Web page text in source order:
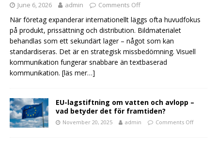
June 6, 2026 admin Comments Off
När företag expanderar internationellt läggs ofta huvudfokus
på produkt, prissättning och distribution. Bildmaterialet
behandlas som ett sekundärt lager – något som kan
standardiseras. Det är en strategisk missbedömning. Visuell
kommunikation fungerar snabbare än textbaserad
kommunikation. [läs mer…]
EU-lagstiftning om vatten och avlopp –
vad betyder det för framtiden?
November 20, 2025 admin Comments Off